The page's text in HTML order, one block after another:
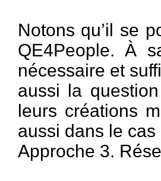
Notons qu’il se
QE4People. À
nécessaire et
aussi la
leurs créations
aussi dans le cas
Approche 3.